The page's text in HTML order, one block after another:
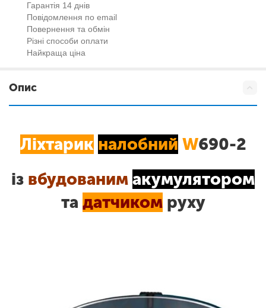
Гарантія 14 днів
Повідомлення по email
Повернення та обмін
Різні способи оплати
Найкраща ціна
Опис
Ліхтарик налобний W690-2
із вбудованим акумулятором
та датчикомруху